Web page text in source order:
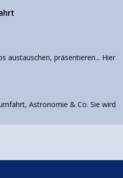
austauschen, präsentieren... Hier
Astronomie & Co. Sie wird